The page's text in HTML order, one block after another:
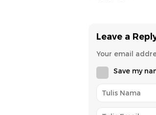
Leave a
Your email
Save my